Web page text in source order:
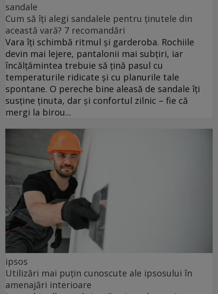
sandale
Cum să îți alegi sandalele pentru ținutele din
această vară? 7 recomandări
Vara îți schimbă ritmul și garderoba. Rochiile
devin mai lejere, pantalonii mai subțiri, iar
încălțămintea trebuie să țină pasul cu
temperaturile ridicate și cu planurile tale
spontane. O pereche bine aleasă de sandale îți
susține ținuta, dar și confortul zilnic – fie că
mergi la birou...
ipsos
Utilizări mai puțin cunoscute ale ipsosului în
amenajări interioare